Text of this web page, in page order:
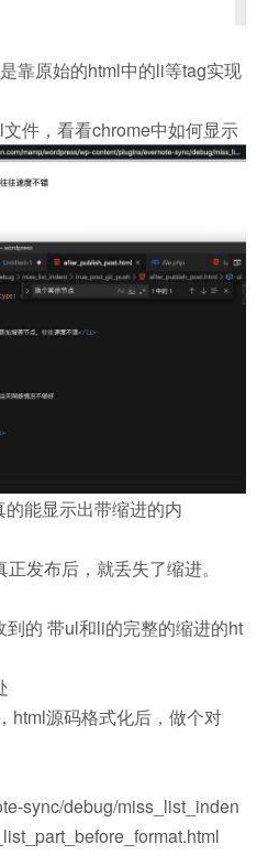
靠原始的html中的li等tag实现
件，看看chrome中如何显示
能显示出带缩进的内
发布后，就丢失了缩进。
的 带ul和li的完整的缩进的ht
html源码格式化后，做个对
sync/debug/miss_list_inden